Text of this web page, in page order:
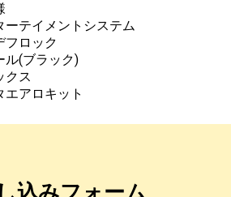
ーテイメントシステム
フロック
ル(ブラック)
クス
エアロキット
込みフォーム